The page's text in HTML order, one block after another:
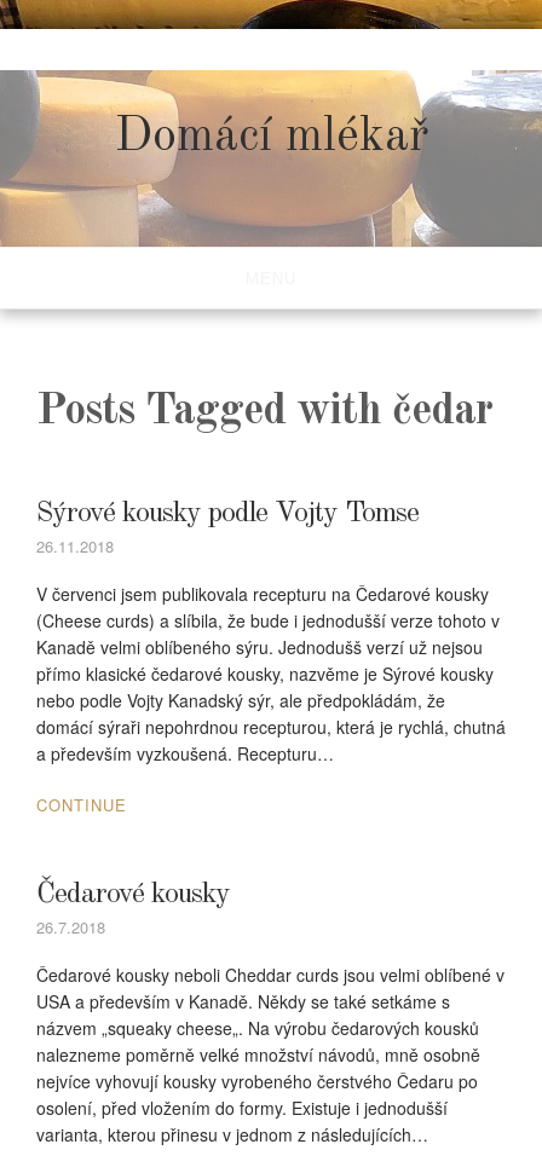
to
content
Domácí mlékař
Posts Tagged with čedar
Sýrové kousky podle Vojty Tomse
26.11.2018
V červenci jsem publikovala recepturu na Čedarové kousky
(Cheese curds) a slíbila, že bude i jednodušší verze tohoto v
Kanadě velmi oblíbeného sýru. Jednodušš verzí už nejsou
přímo klasické čedarové kousky, nazvěme je Sýrové kousky
nebo podle Vojty Kanadský sýr, ale předpokládám, že
domácí sýraři nepohrdnou recepturou, která je rychlá, chutná
a především vyzkoušená. Recepturu…
CONTINUE
Čedarové kousky
26.7.2018
Čedarové kousky neboli Cheddar curds jsou velmi oblíbené v
USA a především v Kanadě. Někdy se také setkáme s
názvem „squeaky cheese„. Na výrobu čedarových kousků
nalezneme poměrně velké množství návodů, mně osobně
nejvíce vyhovují kousky vyrobeného čerstvého Čedaru po
osolení, před vložením do formy. Existuje i jednodušší
varianta, kterou přinesu v jednom z následujících…